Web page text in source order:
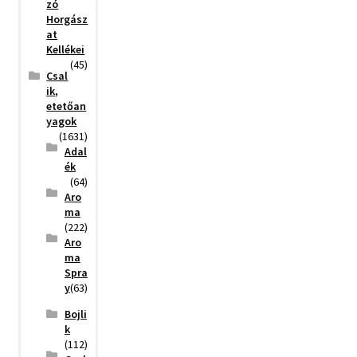
zó
Horgász
at
Kellékei
(45)
Csal
ik,
etetőan
yagok
(1631)
Adal
ék
(64)
Aro
ma
(222)
Aro
ma
Spra
y(63)
Bojli
k
(112)